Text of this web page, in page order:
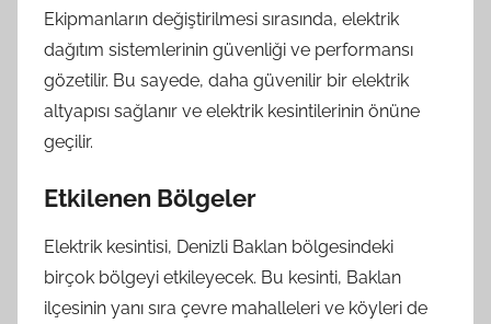
Ekipmanların değiştirilmesi sırasında, elektrik
dağıtım sistemlerinin güvenliği ve performansı
gözetilir. Bu sayede, daha güvenilir bir elektrik
altyapısı sağlanır ve elektrik kesintilerinin önüne
geçilir.
Etkilenen Bölgeler
Elektrik kesintisi, Denizli Baklan bölgesindeki
birçok bölgeyi etkileyecek. Bu kesinti, Baklan
ilçesinin yanı sıra çevre mahalleleri ve köyleri de